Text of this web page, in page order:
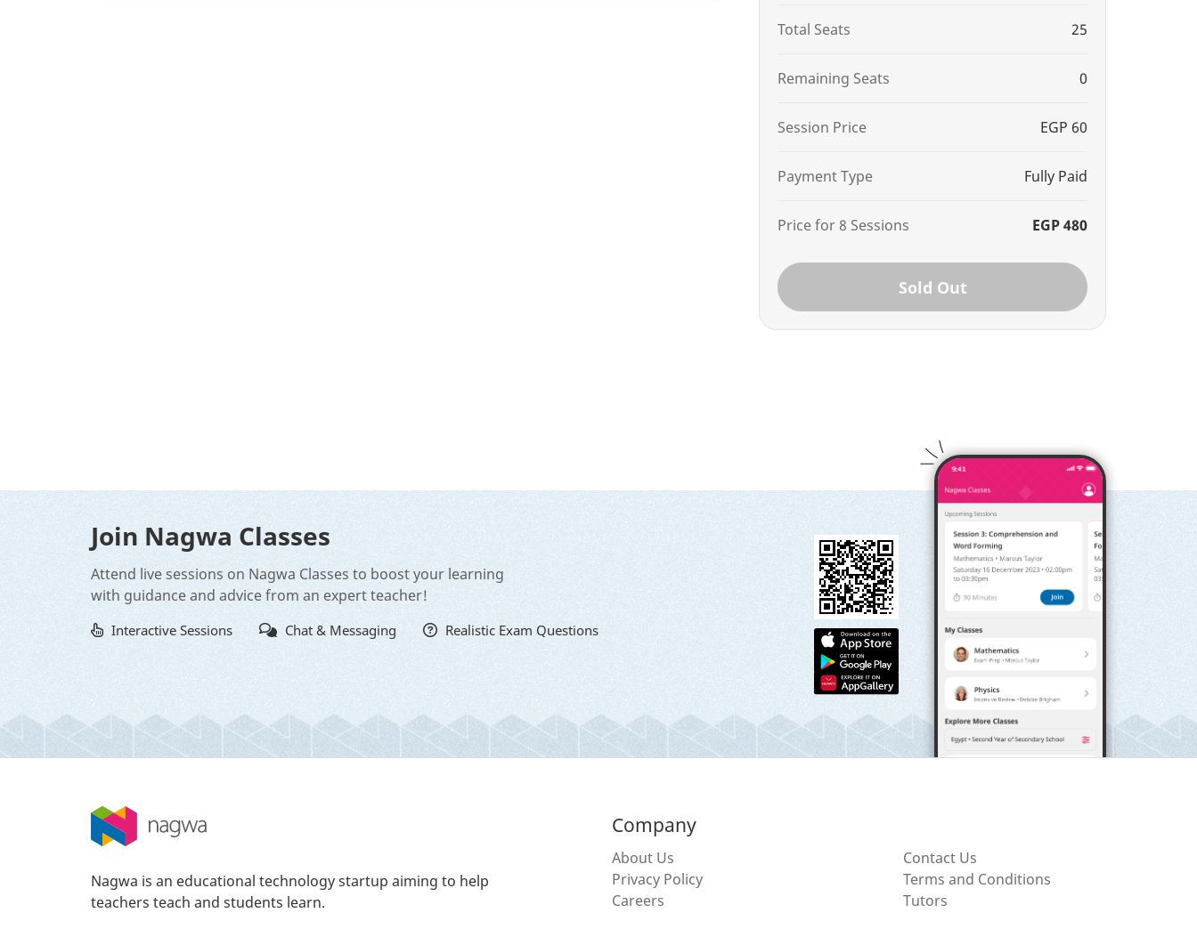
Total Seats 25
Remaining Seats 0
Session Price EGP 60
Payment Type Fully Paid
Price for 8 Sessions EGP 480
Sold Out
Join Nagwa Classes
Attend live sessions on Nagwa Classes to boost your learning
with guidance and advice from an expert teacher!
Interactive Sessions Chat & Messaging Realistic Exam Questions
Nagwa is an educational technology startup aiming to help
teachers teach and students learn.
Company
About Us
Privacy Policy
Careers
Contact Us
Terms and Conditions
Tutors